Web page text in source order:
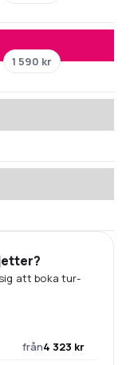
1 590 kr
att boka tur-
från4 323 kr